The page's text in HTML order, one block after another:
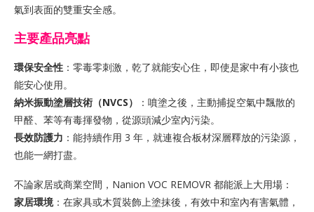
氣到表面的雙重安全感。
主要產品亮點
環保安全性 ：零毒零刺激，乾了就能安心住，即使是家中有小孩也
能安心使用。
納米振動塗層技術（NVCS）
：噴塗之後，主動捕捉空氣中飄散的
甲醛、苯等有毒揮發物，從源頭減少室內污染。
長效防護力 ：能持續作用 3 年，就連複合板材深層釋放的污染源，
也能一網打盡。
不論家居或商業空間，Nanion VOC REMOVR 都能派上大用場：
家居環境 ：在家具或木質裝飾上塗抹後，有效中和室內有害氣體，